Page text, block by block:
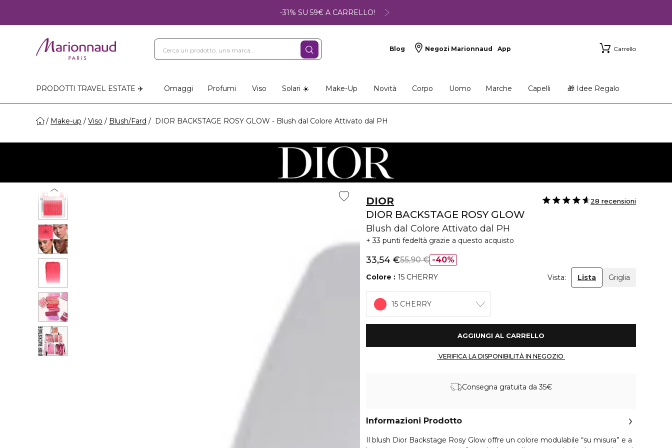
-31% SU 59€ A CARRELLO!
Blog Negozi Marionnaud App Carrello
PRODOTTI TRAVEL ESTATE ✈️ Omaggi Profumi Viso Solari ☀️ Make-Up Novità Corpo Uomo Marche Capelli 🎁 Idee Regalo
Make-up Viso Blush/Fard DIOR BACKSTAGE ROSY GLOW - Blush dal Colore Attivato dal PH
DIOR
DIOR BACKSTAGE ROSY GLOW
Blush dal Colore Attivato dal PH
28 recensioni
33 punti fedeltà grazie a questo acquisto
40%
33,54 €55,90 €
Colore 15 CHERRY Vista: Lista Griglia
15 CHERRY
Consegna gratuita da 35€
Informazioni Prodotto
Il blush Dior Backstage Rosy Glow offre un colore modulabile “su misura” e a